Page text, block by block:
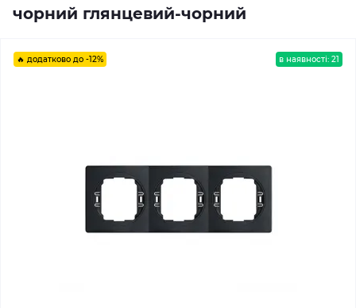
чорний глянцевий-чорний
🔥 додатково до -12% в наявності: 21